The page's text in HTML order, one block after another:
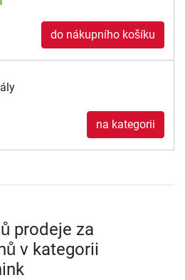
do nákupního košíku
na kategorii
prodeje za
v kategorii